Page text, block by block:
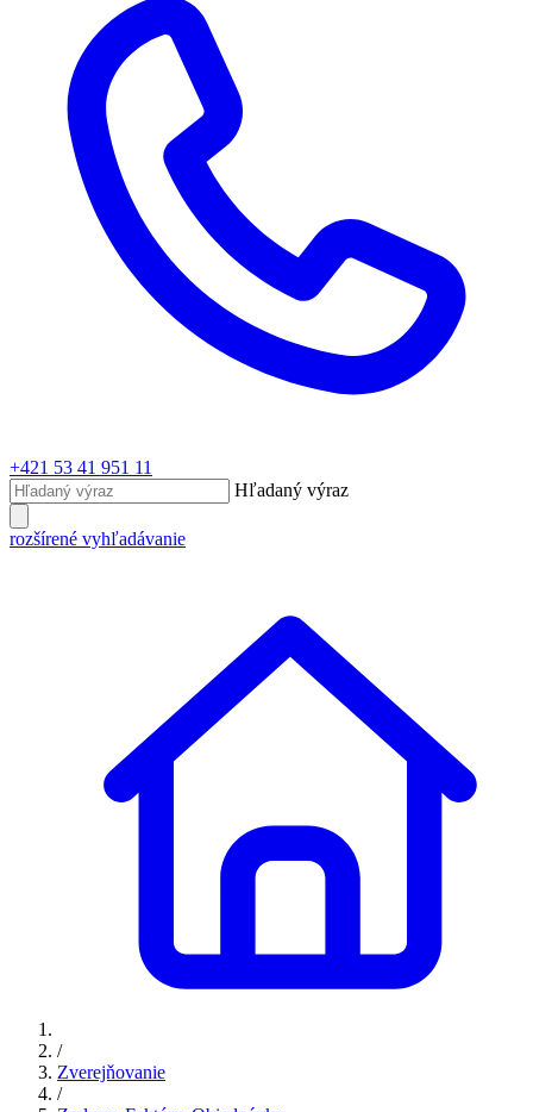
+421 53 41 951 11
Hľadaný výraz
rozšírené vyhľadávanie
/
Zverejňovanie
/